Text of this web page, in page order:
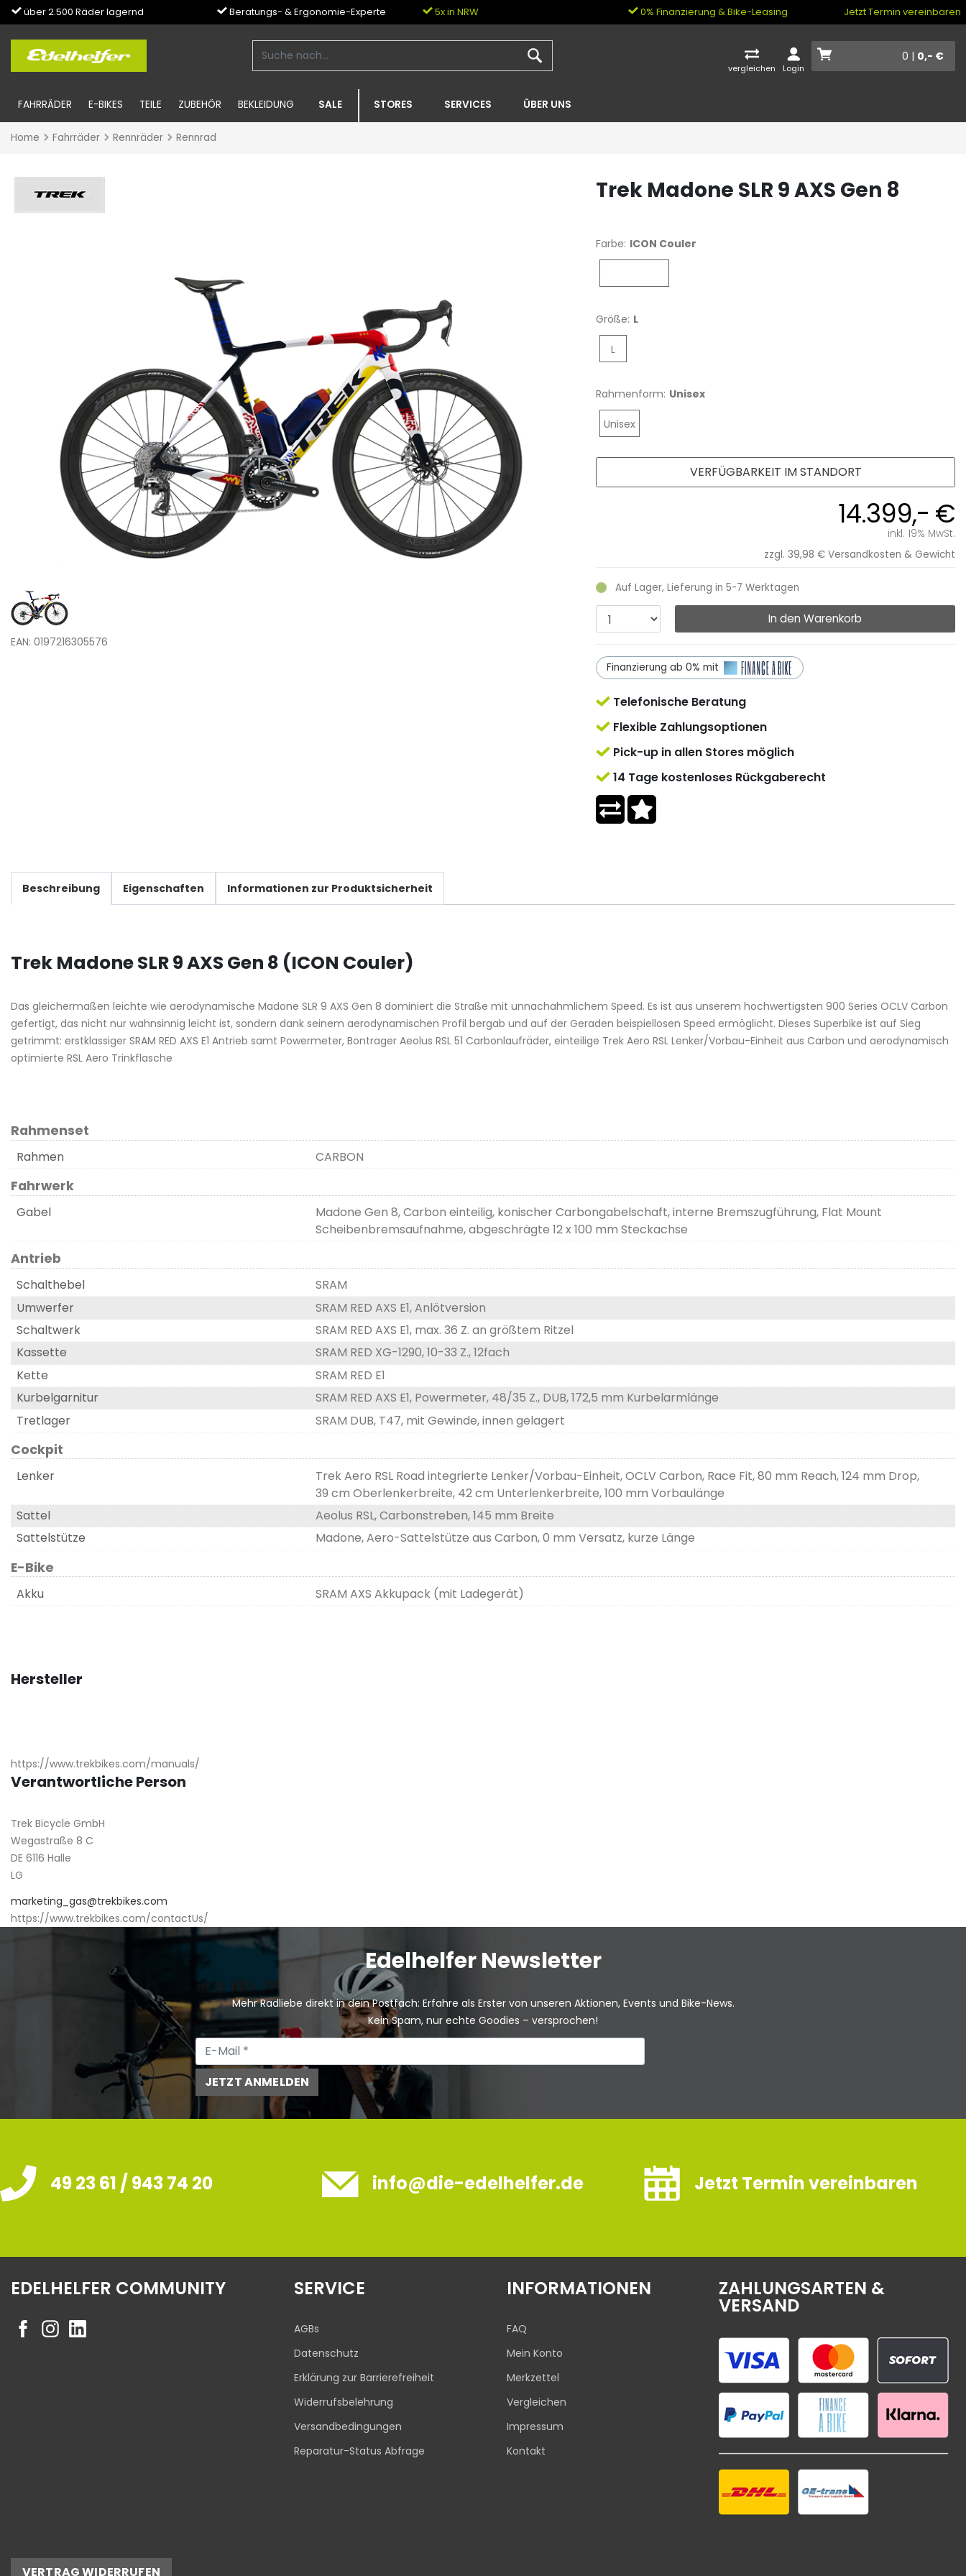
über 2.500 Räder lagernd Beratungs- & Ergonomie-Experte 5x in NRW 0% Finanzierung & Bike-Leasing Jetzt Termin vereinbaren
vergleichen Login
0 | 0,- €
FAHRRÄDER E-BIKES TEILE ZUBEHÖR BEKLEIDUNG SALE STORES SERVICES ÜBER UNS
Home Fahrräder Rennräder Rennrad
EAN: 0197216305576
Trek Madone SLR 9 AXS Gen 8
Farbe: ICON Couler
Größe: L
L
Rahmenform: Unisex
Unisex
14.399,- €
inkl. 19% MwSt.
zzgl. 39,98 € Versandkosten & Gewicht
Auf Lager, Lieferung in 5-7 Werktagen
In den Warenkorb
VERFÜGBARKEIT IM STANDORT
Finanzierung ab 0% mit
Telefonische Beratung
Flexible Zahlungsoptionen
Pick-up in allen Stores möglich
14 Tage kostenloses Rückgaberecht
Beschreibung Eigenschaften Informationen zur Produktsicherheit
Trek Madone SLR 9 AXS Gen 8 (ICON Couler)
Das gleichermaßen leichte wie aerodynamische Madone SLR 9 AXS Gen 8 dominiert die Straße mit unnachahmlichem Speed. Es ist aus unserem hochwertigsten 900 Series OCLV Carbon
gefertigt, das nicht nur wahnsinnig leicht ist, sondern dank seinem aerodynamischen Profil bergab und auf der Geraden beispiellosen Speed ermöglicht. Dieses Superbike ist auf Sieg
getrimmt: erstklassiger SRAM RED AXS E1 Antrieb samt Powermeter, Bontrager Aeolus RSL 51 Carbonlaufräder, einteilige Trek Aero RSL Lenker/Vorbau-Einheit aus Carbon und aerodynamisch
optimierte RSL Aero Trinkflasche
Rahmenset
Rahmen CARBON
Fahrwerk
Gabel
Madone Gen 8, Carbon einteilig, konischer Carbongabelschaft, interne Bremszugführung, Flat Mount
Scheibenbremsaufnahme, abgeschrägte 12 x 100 mm Steckachse
Antrieb
Schalthebel
SRAM
Umwerfer
SRAM RED AXS E1, Anlötversion
Schaltwerk
SRAM RED AXS E1, max. 36 Z. an größtem Ritzel
Kassette
SRAM RED XG-1290, 10-33 Z., 12fach
Kette
SRAM RED E1
Kurbelgarnitur
SRAM RED AXS E1, Powermeter, 48/35 Z., DUB, 172,5 mm Kurbelarmlänge
Tretlager
SRAM DUB, T47, mit Gewinde, innen gelagert
Cockpit
Lenker
Trek Aero RSL Road integrierte Lenker/Vorbau-Einheit, OCLV Carbon, Race Fit, 80 mm Reach, 124 mm Drop,
39 cm Oberlenkerbreite, 42 cm Unterlenkerbreite, 100 mm Vorbaulänge
Sattel
Aeolus RSL, Carbonstreben, 145 mm Breite
Sattelstütze
Madone, Aero-Sattelstütze aus Carbon, 0 mm Versatz, kurze Länge
E-Bike
Akku SRAM AXS Akkupack (mit Ladegerät)
Hersteller
https://www.trekbikes.com/manuals/
Verantwortliche Person
Trek Bicycle GmbH
Wegastraße 8 C
DE 6116 Halle
LG
marketing_gas@trekbikes.com
https://www.trekbikes.com/contactUs/
Edelhelfer Newsletter
Mehr Radliebe direkt in dein Postfach: Erfahre als Erster von unseren Aktionen, Events und Bike-News.
Kein Spam, nur echte Goodies – versprochen!
JETZT ANMELDEN
49 23 61 / 943 74 20 info@die-edelhelfer.de Jetzt Termin vereinbaren
EDELHELFER COMMUNITY
VERTRAG WIDERRUFEN
SERVICE
AGBs
Datenschutz
Erklärung zur Barrierefreiheit
Widerrufsbelehrung
Versandbedingungen
Reparatur-Status Abfrage
INFORMATIONEN
FAQ
Mein Konto
Merkzettel
Vergleichen
Impressum
Kontakt
ZAHLUNGSARTEN &
VERSAND